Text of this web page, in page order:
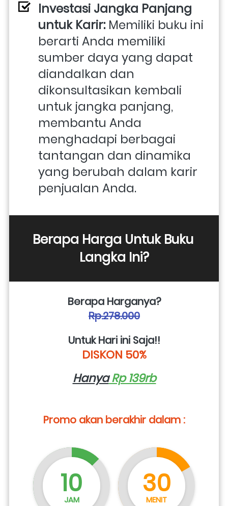
Investasi Jangka Panjang
untuk Karir: Memiliki buku ini
berarti Anda memiliki
sumber daya yang dapat
diandalkan dan
dikonsultasikan kembali
untuk jangka panjang,
membantu Anda
menghadapi berbagai
tantangan dan dinamika
yang berubah dalam karir
penjualan Anda.
Berapa Harga Untuk Buku
Langka Ini?
Berapa Harganya?
Rp.278.000
Untuk Hari ini Saja!!
DISKON 50%
Hanya Rp 139rb
Promo akan berakhir dalam :
10
JAM
30
MENIT